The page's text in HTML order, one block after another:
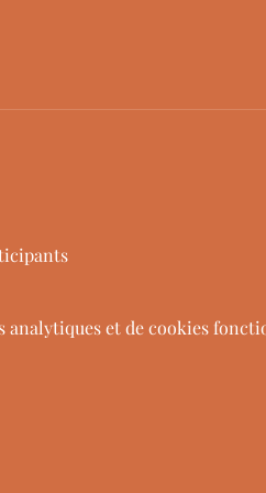
analytiques et de cookies